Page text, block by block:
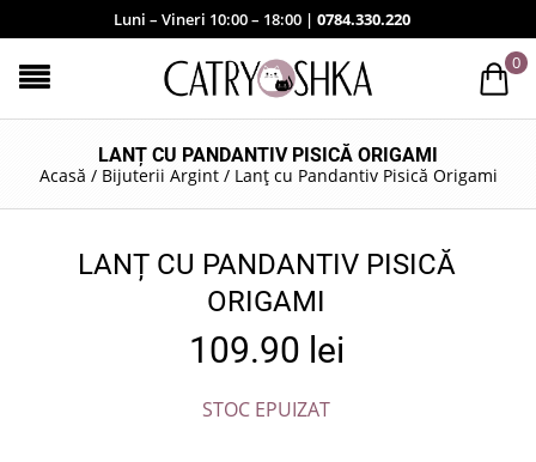
Luni – Vineri 10:00 – 18:00 | 0784.330.220
0
LANȚ CU PANDANTIV PISICĂ ORIGAMI
Acasă / Bijuterii Argint/ Lanț cu Pandantiv Pisică Origami
LANȚ CU PANDANTIV PISICĂ
ORIGAMI
109.90 lei
STOC EPUIZAT